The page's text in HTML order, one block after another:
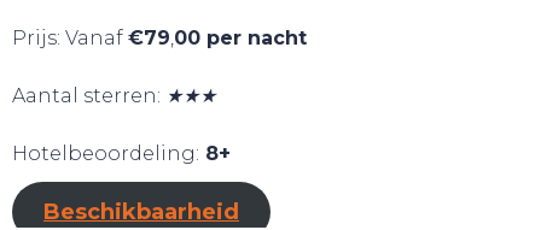
Prijs: Vanaf €79 00 per nacht
Aantal sterren: ★★★
Hotelbeoordeling: 8+
Beschikbaarheid